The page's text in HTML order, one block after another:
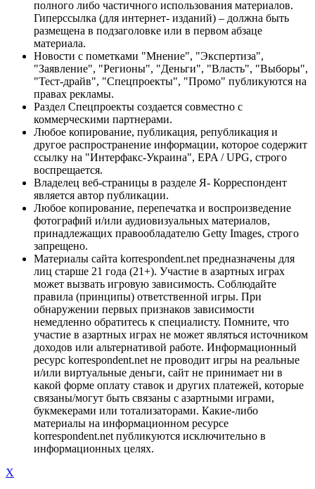
полного либо частичного использования материалов.
Гиперссылка (для интернет- изданий) – должна быть
размещена в подзаголовке или в первом абзаце
материала.
Новости с пометками "Мнение", "Экспертиза",
"Заявление", "Регионы", "Деньги", "Власть", "Выборы",
"Тест-драйв", "Спецпроекты", "Промо" публикуются на
правах рекламы.
Раздел Спецпроекты создается совместно с
коммерческими партнерами.
Любое копирование, публикация, републикация и
другое распространение информации, которое содержит
ссылку на "Интерфакс-Украина", EPA / UPG, строго
воспрещается.
Владелец веб-страницы в разделе Я- Корреспондент
является автор публикации.
Любое копирование, перепечатка и воспроизведение
фотографий и/или аудиовизуальных материалов,
принадлежащих правообладателю Getty Images, строго
запрещено.
Материалы сайта korrespondent.net предназначены для
лиц старше 21 года (21+). Участие в азартных играх
может вызвать игровую зависимость. Соблюдайте
правила (принципы) ответственной игры. При
обнаружении первых признаков зависимости
немедленно обратитесь к специалисту. Помните, что
участие в азартных играх не может являться источником
доходов или альтернативой работе. Информационный
ресурс korrespondent.net не проводит игры на реальные
и/или виртуальные деньги, сайт не принимает ни в
какой форме оплату ставок и других платежей, которые
связаны/могут быть связаны с азартными играми,
букмекерами или тотализаторами. Какие-либо
материалы на информационном ресурсе
korrespondent.net публикуются исключительно в
информационных целях.
X